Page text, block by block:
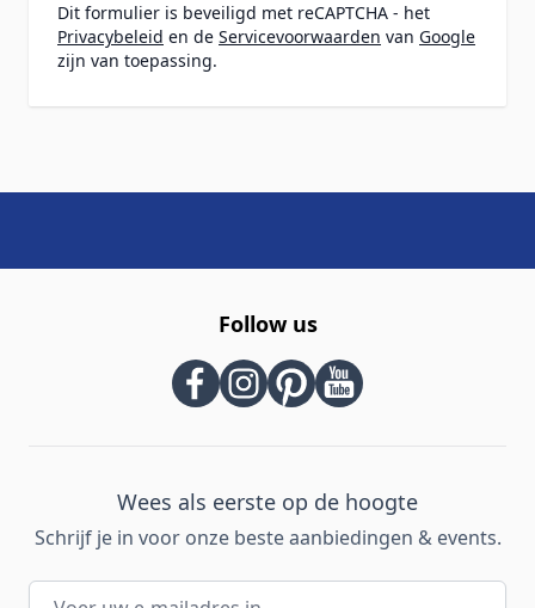
Dit formulier is beveiligd met reCAPTCHA - het
Privacybeleid en de Servicevoorwaarden van Google
zijn van toepassing.
Follow us
Wees als eerste op de hoogte
Schrijf je in voor onze beste aanbiedingen & events.
E-mailadres